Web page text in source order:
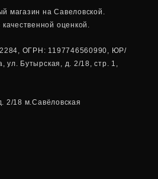
r
a
m
магазин на Савеловской.
оценкой.
ОГРН: 1197746560990, ЮР/
Бутырская, д. 2/18, стр. 1,
2/18 м.Савёловская